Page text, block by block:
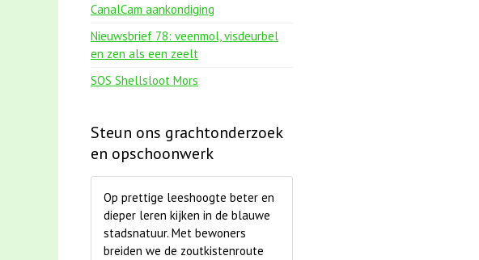
CanalCam aankondiging
Nieuwsbrief 78: veenmol, visdeurbel
en zen als een zeelt
SOS Shellsloot Mors
Steun ons grachtonderzoek
en opschoonwerk
Op prettige leeshoogte beter en
dieper leren kijken in de blauwe
stadsnatuur. Met bewoners
breiden we de zoutkistenroute